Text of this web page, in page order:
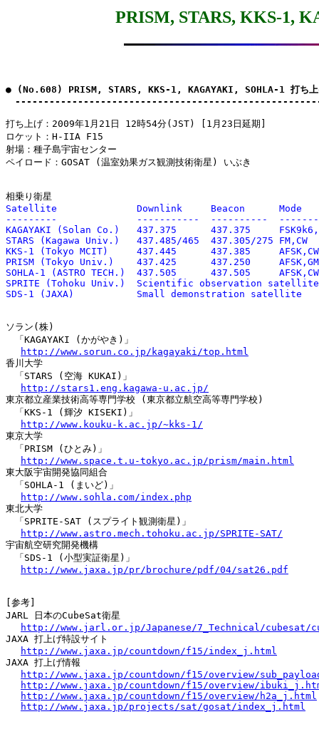
PRISM, STARS, KKS-1,
● (No.608) PRISM, STARS, KKS-1, KAGAYAKI, SOHLA-1 打ち
打ち上げ：2009年1月21日 12時54分(JST) [1月23日延期]
ロケット：H-IIA F15
射場：種子島宇宙センター
ペイロード：GOSAT (温室効果ガス観測技術衛星) いぶき
相乗り衛星
Satellite              Downlink     Beacon      Mode
---------              -----------  ----------
KAGAYAKI (Solan Co.)   437.375      437.375
STARS (Kagawa Univ.)   437.485/465  437.305/275 FM,CW
KKS-1 (Tokyo MCIT)     437.445      437.385
PRISM (Tokyo Univ.)    437.425      437.250
SOHLA-1 (ASTRO TECH.)  437.505      437.505
SPRITE (Tohoku Univ.)  Scientific observation satellite
SDS-1 (JAXA)           Small demonstration satellite
ソラン(株)
「KAGAYAKI (かがやき)」
http://www.sorun.co.jp/kagayaki/top.html
香川大学
「STARS (空海 KUKAI)」
http://stars1.eng.kagawa-u.ac.jp/
東京都立産業技術高等専門学校 (東京都立航空高等専門学校)
「KKS-1 (輝汐 KISEKI)」
http://www.kouku-k.ac.jp/~kks-1/
東京大学
「PRISM (ひとみ)」
http://www.space.t.u-tokyo.ac.jp/prism/main.html
東大阪宇宙開発協同組合
「SOHLA-1 (まいど)」
http://www.sohla.com/index.php
東北大学
「SPRITE-SAT (スプライト観測衛星)」
http://www.astro.mech.tohoku.ac.jp/SPRITE-SAT/
宇宙航空研究開発機構
「SDS-1 (小型実証衛星)」
http://www.jaxa.jp/pr/brochure/pdf/04/sat26.pdf
[参考]
JARL 日本のCubeSat衛星
http://www.jarl.or.jp/Japanese/7_Technical/cubesat/
JAXA 打上げ特設サイト
http://www.jaxa.jp/countdown/f15/index_j.html
JAXA 打上げ情報
http://www.jaxa.jp/countdown/f15/overview/
http://www.jaxa.jp/countdown/f15/overview/
http://www.jaxa.jp/countdown/f15/overview/h2a_j.html
http://www.jaxa.jp/projects/sat/gosat/index_j.html